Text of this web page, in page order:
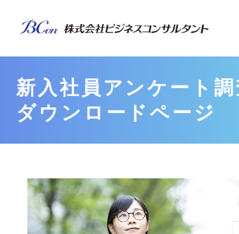
新入社員アンケート
ダウンロードページ